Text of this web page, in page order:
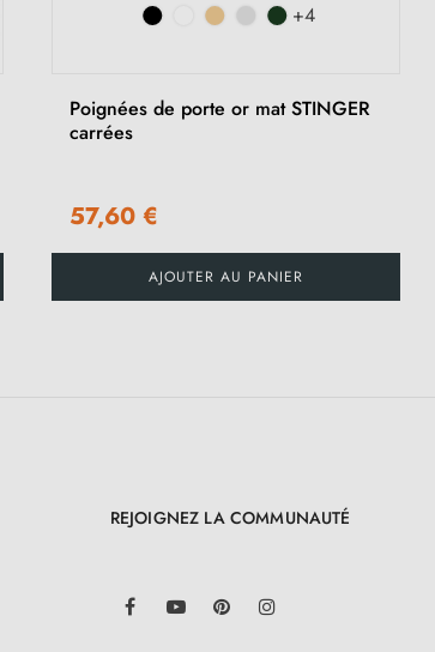
+4
Poignées de porte or mat STINGER
carrées
57,60 €
AJOUTER AU PANIER
REJOIGNEZ LA COMMUNAUTÉ
FacebookYouTube Pinterest